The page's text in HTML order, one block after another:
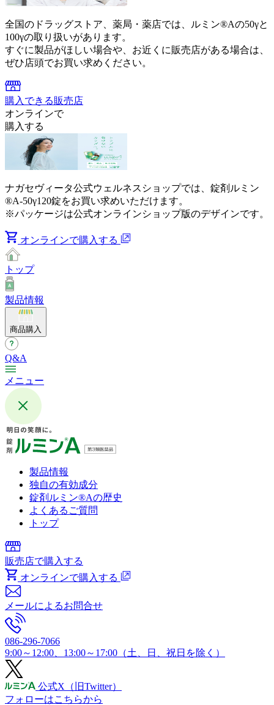
全国のドラッグストア、薬局・薬店では、ルミン®Aの50γと
100γの取り扱いがあります。
すぐに製品がほしい場合や、お近くに販売店がある場合は、
ぜひ店頭でお買い求めください。
購入できる販売店
オンラインで
購入する
ナガセヴィータ公式ウェルネスショップでは、錠剤ルミン
®A-50γ120錠をお買い求めいただけます。
※パッケージは公式オンラインショップ版のデザインです。
オンラインで購入する
トップ
製品情報
商品購入
Q&A
メニュー
製品情報
独自の有効成分
錠剤ルミン®︎Aの歴史
よくあるご質問
トップ
販売店で購入する
オンラインで購入する
メールによるお問合せ
086-296-7066
9:00～12:00、13:00～17:00（土、日、祝日を除く）
公式X （旧Twitter）
フォローはこちらから